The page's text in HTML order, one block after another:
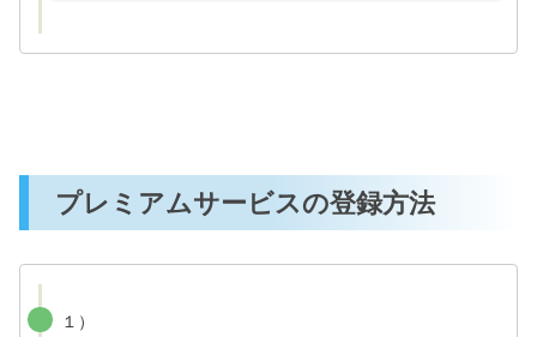
プレミアムサービスの登録方法
１）